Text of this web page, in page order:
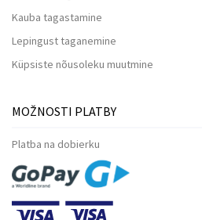
Kauba tagastamine
Lepingust taganemine
Küpsiste nõusoleku muutmine
MOŽNOSTI PLATBY
Platba na dobierku